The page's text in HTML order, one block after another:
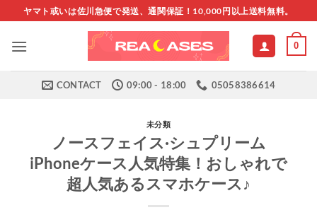
to
content
ヤマト或いは佐川急便で発送、通関保証！10,000円以上送料無料。
0
CONTACT 09:00 - 18:00 05058386614
未分類
ノースフェイス·シュプリーム
iPhoneケース人気特集！おしゃれで
超人気あるスマホケース♪